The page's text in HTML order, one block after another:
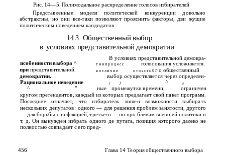
Рис. 14—5. Полимодальное распределение голосов избирателей
Представленные модели политической конкуренции довольно
абстрактны, но они все-таки позволяют прояснить факторы, дви­ жущие
политическим поведением кандидатов.
14.3. Общественный выбор
в условиях представительной демократии
исобенности выбора ^
В условиях представительной демокра-
т и и п р о ц е с с
голосования усложняется.
при представительной в о т л и ч и е о т ч а с т н 0г о общественный
демократии.
выбор осуществляется через определен-
Рациональное неведение
r J ^ г
^ " ные промежутки времени,
ограничен
кругом претендентов, каждый из которых предлагает свой пакет программ.
Последнее означает, что избиратель лишен возможности выбирать
нескольких депутатов: одного — для решения проблем занятости, другого
— для борьбы с инфляцией, третьего — по про­ блемам внешней политики и
т. д. Он вынужден избрать одного де­ путата, позиция которого далеко не
полностью совпадает с его пред-
456
Глава 14 Теория общественного выбора